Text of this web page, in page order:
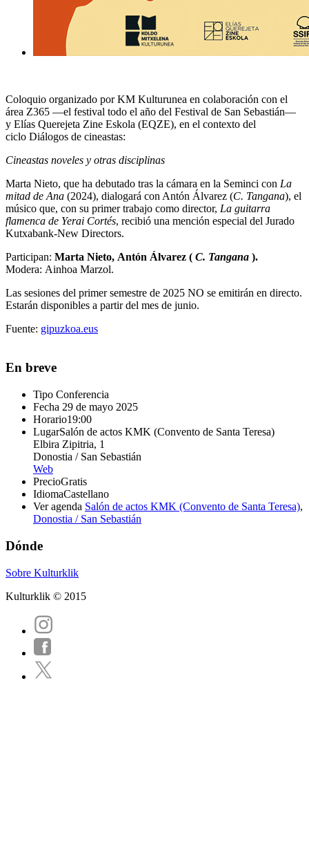
Coloquio organizado por KM Kulturunea en colaboración con el
área Z365 —el festival todo el año del Festival de San Sebastián—
y Elías Querejeta Zine Eskola (EQZE), en el contexto del
ciclo Diálogos de cineastas:
Cineastas noveles y otras disciplinas
Marta Nieto, que ha debutado tras la cámara en la Seminci con La
mitad de Ana (2024), dialogará con Antón Álvarez (C. Tangana), el
músico que, con su primer trabajo como director, La guitarra
flamenca de Yerai Cortés, recibió una mención especial del Jurado
Kutxabank-New Directors.
Participan: Marta Nieto, Antón Álvarez ( C. Tangana ).
Modera: Ainhoa Marzol.
Las sesiones del primer semestre de 2025 NO se emitirán en directo.
Estarán disponibles a partir del mes de junio.
Fuente: gipuzkoa.eus
En breve
Tipo Conferencia
Fecha 29 de mayo 2025
Horario19:00
LugarSalón de actos KMK (Convento de Santa Teresa)
Elbira Zipitria, 1
Donostia / San Sebastián
Web
PrecioGratis
IdiomaCastellano
Ver agenda Salón de actos KMK (Convento de Santa Teresa),
Donostia / San Sebastián
Dónde
Sobre Kulturklik
Kulturklik © 2015